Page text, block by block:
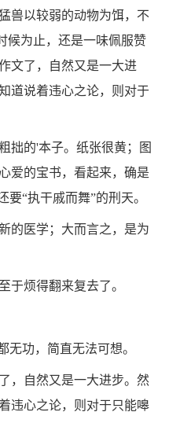
兽以较弱的动物为饵，不
候为止，还是一味佩服赞
文了，自然又是一大进
道说着违心之论，则对于
拙的'本子。纸张很黄；图
爱的宝书，看起来，确是
“执干戚而舞”的刑天。
的医学；大而言之，是为
于烦得翻来复去了。
无功，简直无法可想。
，自然又是一大进步。然
违心之论，则对于只能嗥